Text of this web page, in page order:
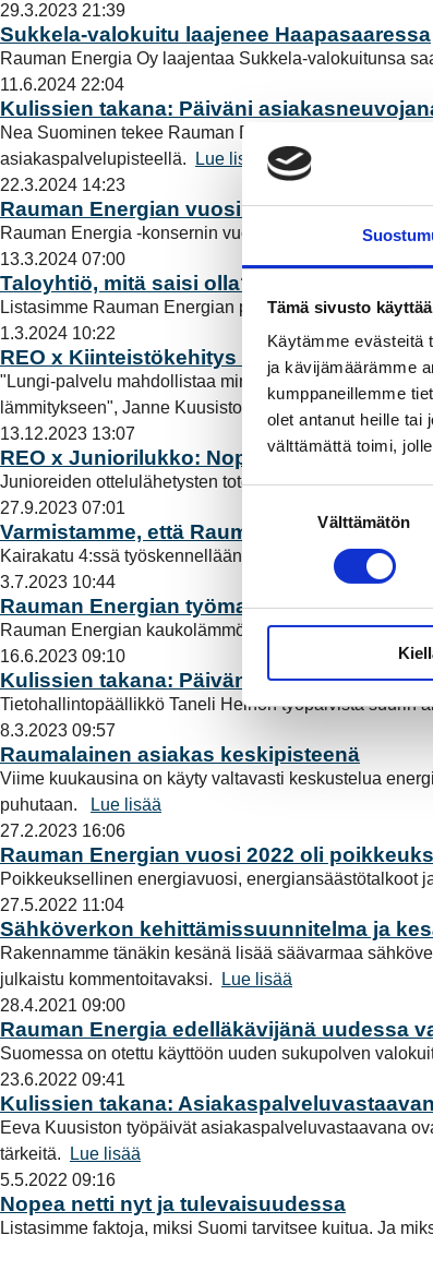
Tämä sivusto
Käytämme evästeitä
ja kävijämäärämme
kumppaneillemme
olet antanut heille tai
välttämättä toimi,
t
u
u
k
e
n
l
t
Välttämätön
29.3.2023 21:39
Sukkela-valokuitu laajenee Haapasaaressa
Rauman Energia Oy laajentaa Sukkela-valokuitunsa
11.6.2024 22:04
Kulissien takana: Päiväni
Nea Suominen tekee Rauman Energian back office -
asiakaspalvelupisteellä.
Lue lisää
22.3.2024 14:23
Rauman Energian vuosi 2023: Vahva
Rauman Energia -konsernin vuosi 2023 sujui monilta
13.3.2024 07:00
Taloyhtiö, mitä saisi olla?
Listasimme Rauman Energian palveluja, joiden avulla
1.3.2024 10:22
REO x Kiinteistökehitys Kuusisto Oy:
"Lungi-palvelu mahdollistaa minulle sen, että tiedän
lämmitykseen", Janne Kuusisto sanoo. Lue lisää
13.12.2023 13:07
REO x Juniorilukko: Nopeilla yhteyksillä
Junioreiden ottelulähetysten toteuttaminen vaatii
27.9.2023 07:01
Varmistamme, että Rauma toimii
Kairakatu 4:ssä työskennellään joka päivä toimivan
3.7.2023 10:44
Rauman Energian työmaat näkyvät tänä
Rauman Energian kaukolämmön ja Rauman Energia
16.6.2023 09:10
Kulissien takana: Päiväni
Tietohallintopäällikkö Taneli Heinon työpäivistä suurin
8.3.2023 09:57
Raumalainen asiakas keskipisteenä
Viime kuukausina on käyty valtavasti keskustelua
puhutaan.
Lue lisää
27.2.2023 16:06
Rauman Energian vuosi 2022 oli
Poikkeuksellinen energiavuosi, energiansäästötalkoot
27.5.2022 11:04
Sähköverkon kehittämissuunnitelma ja
Rakennamme tänäkin kesänä lisää säävarmaa
julkaistu kommentoitavaksi.
Lue lisää
28.4.2021 09:00
Rauman Energia edelläkävijänä uudessa
Suomessa on otettu käyttöön uuden sukupolven
23.6.2022 09:41
Kulissien takana:
Eeva Kuusiston työpäivät asiakaspalveluvastaavana
tärkeitä.
Lue lisää
5.5.2022 09:16
Nopea netti nyt ja tulevaisuudessa
Listasimme faktoja, miksi Suomi tarvitsee kuitua. Ja